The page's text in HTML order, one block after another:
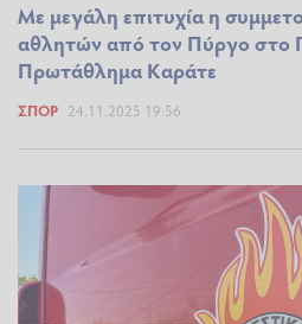
Με μεγάλη επιτυχία η
αθλητών από τον Πύργο στο
Πρωτάθλημα Καράτε
ΣΠΟΡ 24.11.2025 19:56